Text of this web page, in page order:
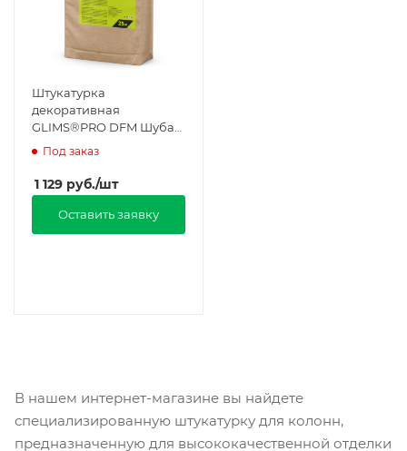
Штукатурка
декоративная
GLIMS®PRO DFM Шуба
2.0 минеральная в
Москве
Под заказ
1 129 руб./шт
Оставить заявку
В нашем интернет-магазине вы найдете
специализированную штукатурку для колонн,
предназначенную для высококачественной отделки